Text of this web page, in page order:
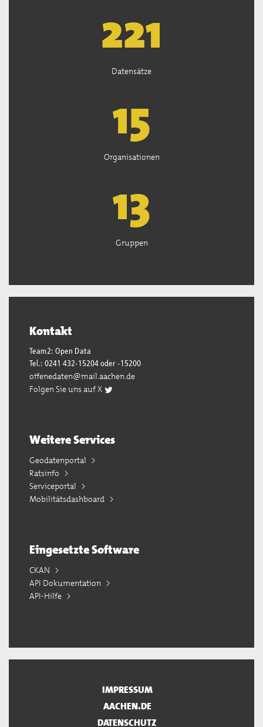
222
Datensätze
15
Organisationen
13
Gruppen
Kontakt
Team2: Open Data
Tel.: 0241 432-15204 oder -15200
offenedaten@mail.aachen.de
Folgen Sie uns auf X
Weitere Services
Geodatenportal
Ratsinfo
Serviceportal
Mobilitätsdashboard
Eingesetzte Software
CKAN
API Dokumentation
API-Hilfe
IMPRESSUM
AACHEN.DE
DATENSCHUTZ